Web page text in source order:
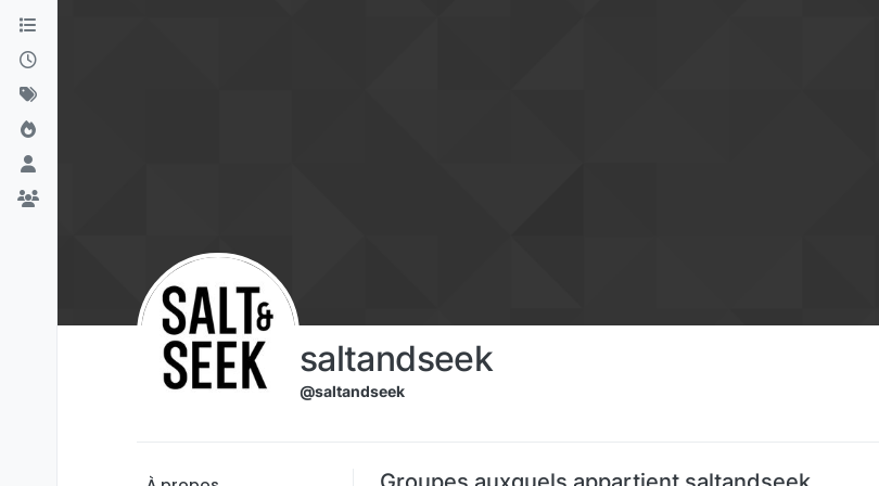
Aller directement au contenu
saltandseek
@saltandseek